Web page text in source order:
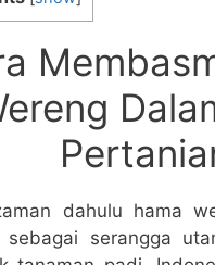
dahulu hama
sebagai serangga